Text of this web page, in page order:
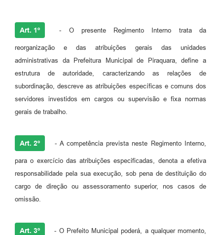
Art. 1º - O presente Regimento Interno trata da
reorganização e das atribuições gerais das unidades
administrativas da Prefeitura Municipal de Piraquara, define a
estrutura de autoridade, caracterizando as relações de
subordinação, descreve as atribuições específicas e comuns dos
servidores investidos em cargos ou supervisão e fixa normas
gerais de trabalho.
Art. 2º - A competência prevista neste Regimento Interno,
para o exercício das atribuições especificadas, denota a efetiva
responsabilidade pela sua execução, sob pena de destituição do
cargo de direção ou assessoramento superior, nos casos de
omissão.
Art. 3º - O Prefeito Municipal poderá, a qualquer momento,